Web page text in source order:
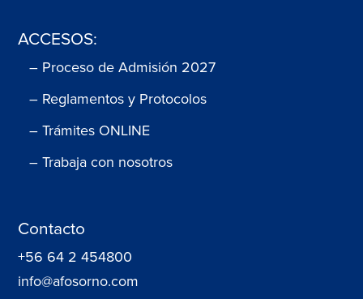
ACCESOS:
– Proceso de Admisión 2027
– Reglamentos y Protocolos
– Trámites ONLINE
– Trabaja con nosotros
Contacto
+56 64 2 454800
info@afosorno.com